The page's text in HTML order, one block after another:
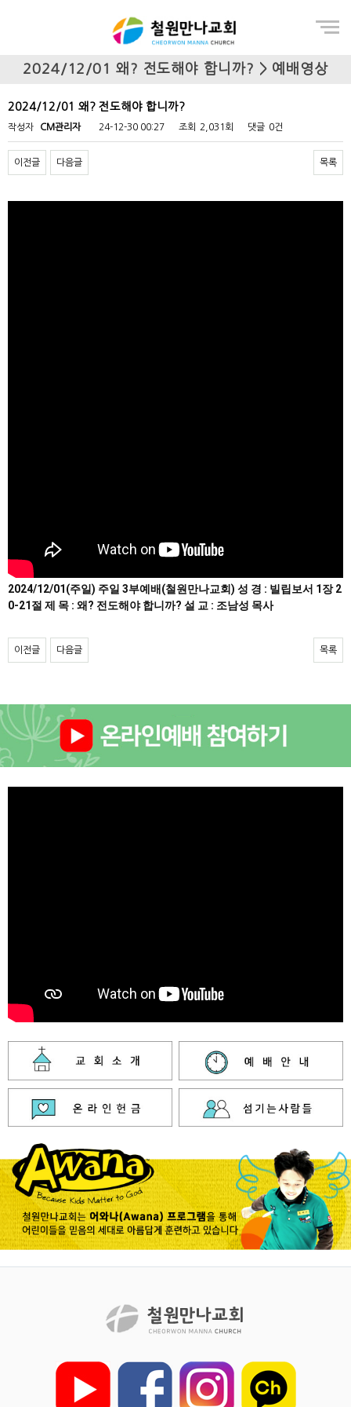
2024/12/01 왜? 전도해야 합니까? > 예배영상
2024/12/01 왜? 전도해야 합니까?
작성자 CM관리자 24-12-30 00:27 조회 2,031회 댓글 0건
이전글 다음글 목록
2024/12/01(주일) 주일 3부예배(철원만나교회) 성 경 : 빌립보서 1장 2
0-21절 제 목 : 왜? 전도해야 합니까? 설 교 : 조남성 목사
이전글 다음글 목록